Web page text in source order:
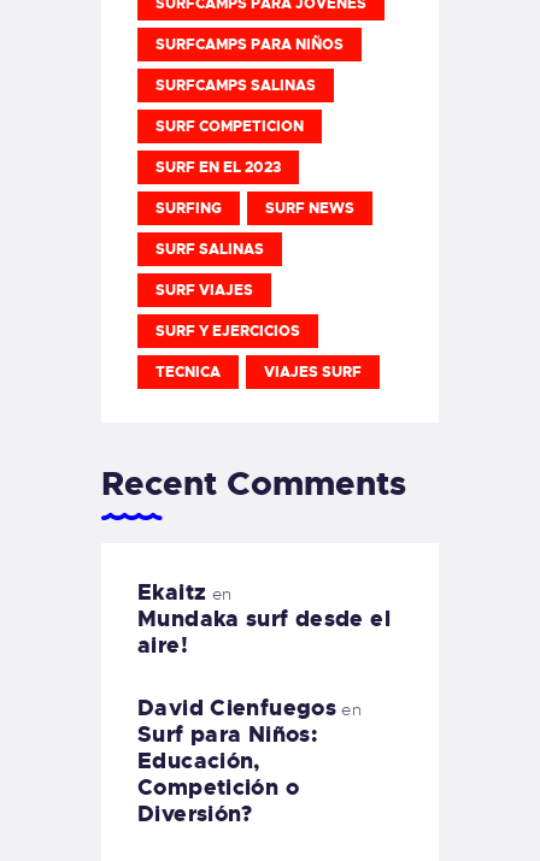
SURFCAMPS PARA NIÑOS
SURFCAMPS SALINAS
SURF COMPETICION
SURF EN EL 2023
SURFING SURF NEWS
SURF SALINAS
SURF VIAJES
SURF Y EJERCICIOS
TECNICA VIAJES SURF
Recent Comments
Ekaitz en
Mundaka surf desde el
aire!
David Cienfuegos en
Surf para Niños:
Educación,
Competición o
Diversión?